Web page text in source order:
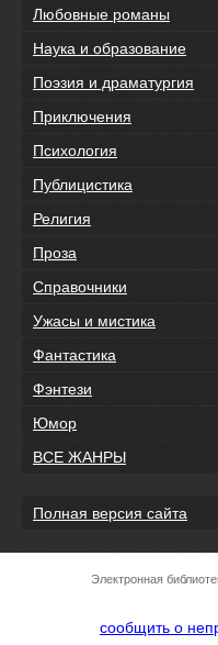
Любовные романы
Наука и образование
Поэзия и драматургия
Приключения
Психология
Публицистика
Религия
Проза
Справочники
Ужасы и мистика
Фантастика
Фэнтези
Юмор
ВСЕ ЖАНРЫ
Полная версия сайта
Электронная
сообщить о